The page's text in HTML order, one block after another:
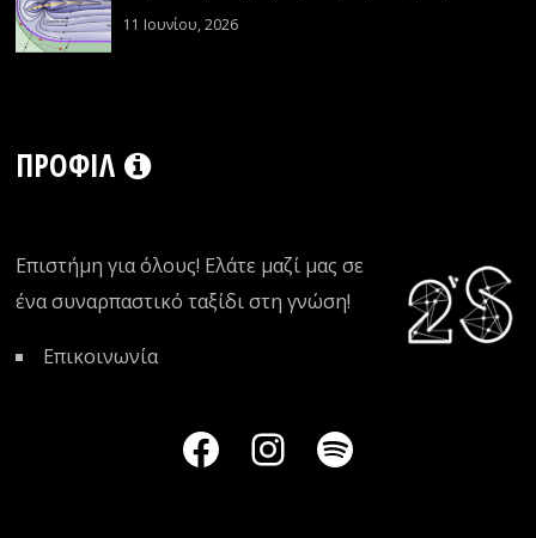
11 Ιουνίου, 2026
ΠΡΟΦΊΛ
Επιστήμη για όλους! Ελάτε μαζί μας σε
ένα συναρπαστικό ταξίδι στη γνώση!
Επικοινωνία